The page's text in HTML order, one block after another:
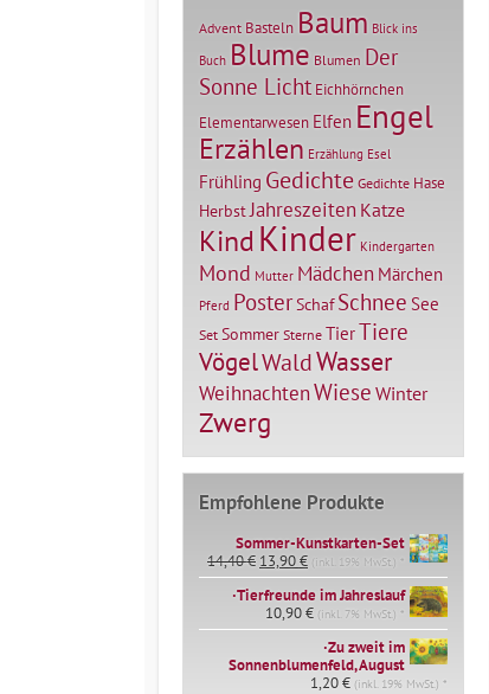
Advent Basteln Baum Blick ins
Buch Blume Blumen Der
Sonne Licht Eichhörnchen
Elementarwesen Elfen Engel
Erzählen Erzählung Esel
Frühling Gedichte Gedichte Hase
HerbstJahreszeiten Katze
KindKinder Kindergarten
Mond Mutter Mädchen Märchen
Pferd PosterSchaf Schnee See
Set Sommer Sterne TierTiere
VögelWaldWasser
WeihnachtenWiese Winter
Zwerg
Empfohlene Produkte
Sommer-Kunstkarten-Set
14,40€ Ursprünglicher
Preis
war:
14,40 €
13,90€Aktueller
Preis
ist:
13,90 €.
(inkl. 19% MwSt.) *
∙Tierfreunde im Jahreslauf
10,90€ (inkl. 7% MwSt.) *
∙Zu zweit im
Sonnenblumenfeld, August
1,20€ (inkl. 19% MwSt.) *